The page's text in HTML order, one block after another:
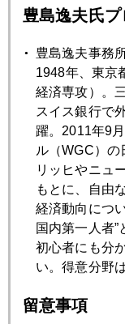
2026年06月26日
ＦＲＢは本当に利
2026年06月25日
金、遂に４０００
2026年06月24日
金価格、４０００
2026年06月23日
グリーンスパン氏
豊島逸夫氏
豊島逸夫事務
1948年、東京
経済専攻）。
スイス銀行で
躍。2011年9
ル（WGC）
リッヒやニュ
もとに、自由
経済動向につ
国内第一人者
初心者にも分
い。得意分野
留意事項